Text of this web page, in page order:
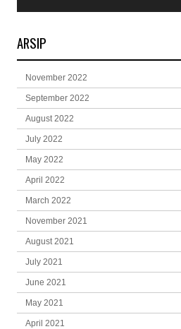
ARSIP
November 2022
September 2022
August 2022
July 2022
May 2022
April 2022
March 2022
November 2021
August 2021
July 2021
June 2021
May 2021
April 2021